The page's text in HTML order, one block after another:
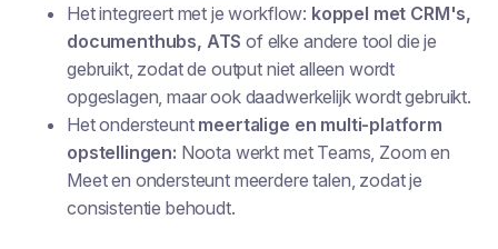
Het integreert met je workflow: koppel met CRM's,
documenthubs, ATSof elke andere tool die je
gebruikt, zodat de output niet alleen wordt
opgeslagen, maar ook daadwerkelijk wordt gebruikt.
Het ondersteuntmeertalige en multi-platform
opstellingen: Noota werkt met Teams, Zoom en
Meet en ondersteunt meerdere talen, zodat je
consistentie behoudt.